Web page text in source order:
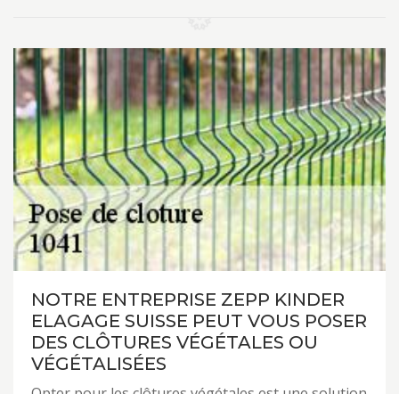
NOTRE ENTREPRISE ZEPP KINDER
ELAGAGE SUISSE PEUT VOUS POSER
DES CLÔTURES VÉGÉTALES OU
VÉGÉTALISÉES